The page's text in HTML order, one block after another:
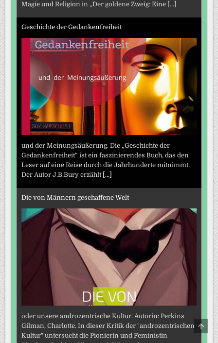
Magie und Religion in „Der goldene Zweig: Eine [...]
Geschichte der Gedankenfreiheit
und der Meinungsäußerung. Die „Geschichte der
Gedankenfreiheit“ ist ein faszinierendes Buch, das den
Leser auf eine Reise durch die Jahrhunderte mitnimmt.
Der Autor J.B.Bury erzählt [...]
Die von Männern geschaffene Welt
oder unsere androzentrische Kultur. Autorin: Perkins
Gilman, Charlotte. In dieser Kritik der "androzentrischen
Kultur" untersucht die Pionierin und Feministin
TO
TOP